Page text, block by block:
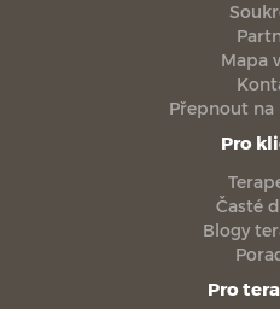
Mapa
Přepnout na
Pro
Časté
Blogy
Pro